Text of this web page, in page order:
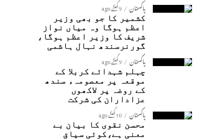
پاکستان 9 گھنٹے ago
کشمیر کا جو بھی وزیر
اعظم ہوگا وہ میاں نواز
شریف کا وزیر اعظم ہوگا،
گورنرسندھ نہال ہاشمی
پاکستان 9 گھنٹے ago
چہلم شہدائے کربلا کے
موقعہ پر معصومہء سندھ
کے روضہ پر لاکھوں
عزاداران کی شرکت
پاکستان 10 گھنٹے ago
محسن نقوی کا بیان بے
معنی ہے،کوئی سیاق